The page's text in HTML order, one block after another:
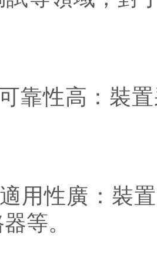
性高：裝置
性廣：裝置
等。